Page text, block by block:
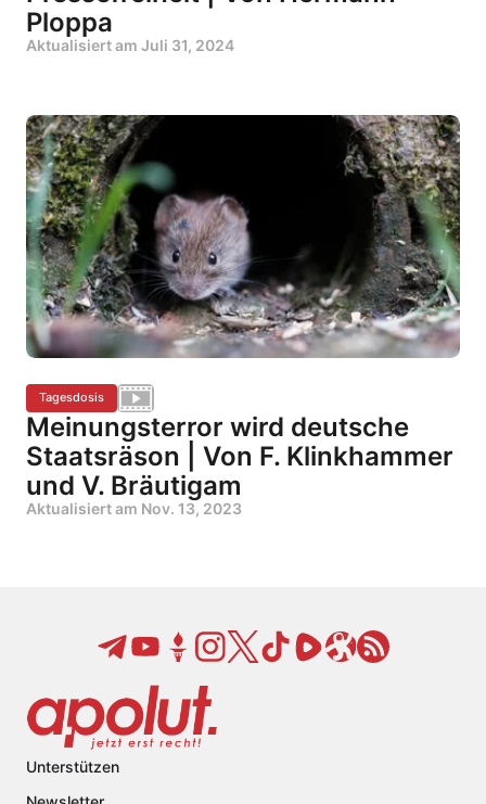
Ploppa
Aktualisiert am Juli 31, 2024
Tagesdosis
Meinungsterror wird deutsche
Staatsräson | Von F. Klinkhammer
und V. Bräutigam
Aktualisiert am Nov. 13, 2023
Unterstützen